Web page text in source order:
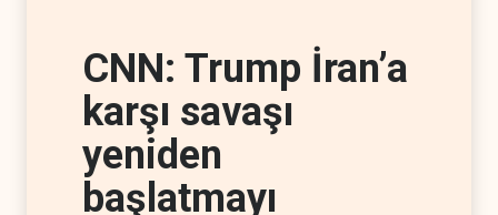
CNN: Trump İran’a
karşı savaşı
yeniden
başlatmayı